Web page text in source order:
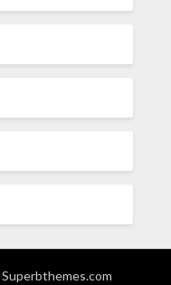
Superbthemes.com